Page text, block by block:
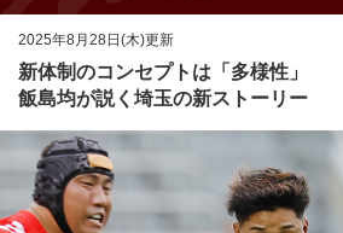
2025年8月28日(木)更新
新体制のコンセプトは「多様性」
飯島均が説く埼玉の新ストーリー